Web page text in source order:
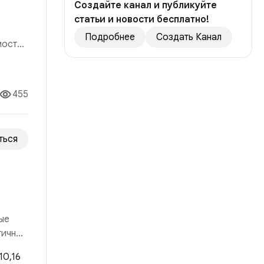
455
Создайте канал и публикуйте
статьи и новости бесплатно!
Подробнее
Создать Канал